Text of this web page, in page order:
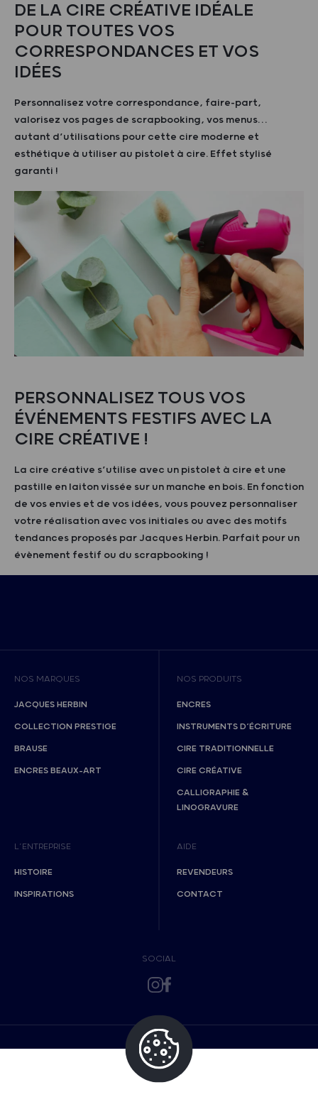
DE LA CIRE CRÉATIVE IDÉALE
POUR TOUTES VOS
CORRESPONDANCES ET VOS
IDÉES
Personnalisez votre correspondance, faire-part,
valorisez vos pages de scrapbooking, vos menus…
autant d’utilisations pour cette cire moderne et
esthétique à utiliser au pistolet à cire. Effet stylisé
garanti !
PERSONNALISEZ TOUS VOS
ÉVÉNEMENTS FESTIFS AVEC LA
CIRE CRÉATIVE !
La cire créative s’utilise avec un pistolet à cire et une
pastille en laiton vissée sur un manche en bois. En fonction
de vos envies et de vos idées, vous pouvez personnaliser
votre réalisation avec vos initiales ou avec des motifs
tendances proposés par Jacques Herbin. Parfait pour un
évènement festif ou du scrapbooking !
NOS MARQUES
JACQUES HERBIN
COLLECTION PRESTIGE
BRAUSE
ENCRES BEAUX-ART
NOS PRODUITS
ENCRES
INSTRUMENTS D’ÉCRITURE
CIRE TRADITIONNELLE
CIRE CRÉATIVE
CALLIGRAPHIE &
LINOGRAVURE
L’ENTREPRISE
HISTOIRE
INSPIRATIONS
AIDE
REVENDEURS
CONTACT
SOCIAL